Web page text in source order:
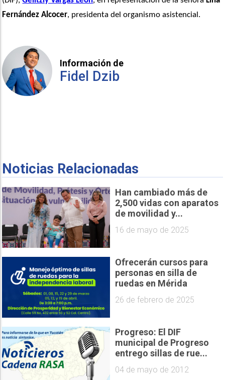
Fernández Alcocer, presidenta del organismo asistencial.
Información de
Fidel Dzib
Noticias Relacionadas
Han cambiado más de
2,500 vidas con aparatos
de movilidad y...
16 de mayo de 2025
Ofrecerán cursos para
personas en silla de
ruedas en Mérida
26 de febrero de 2025
Progreso: El DIF
municipal de Progreso
entrego sillas de rue...
04 de mayo de 2012